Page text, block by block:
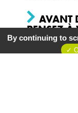
AVANT
PENSEZ À
La
By continuing to